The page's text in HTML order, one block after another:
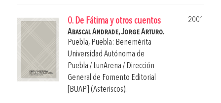
0. De Fátima y otros cuentos
2001
Abascal Andrade, Jorge Arturo.
Puebla, Puebla: Benemérita
Universidad Autónoma de
Puebla / LunArena / Dirección
General de Fomento Editorial
[BUAP] (Asteriscos).